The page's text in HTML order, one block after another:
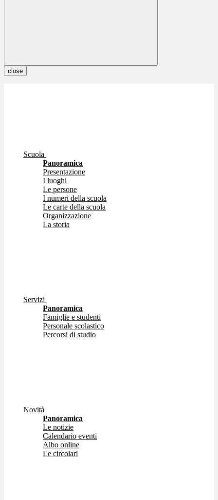
close
Scuola
Panoramica
Presentazione
I luoghi
Le persone
I numeri della scuola
Le carte della scuola
Organizzazione
La storia
Servizi
Panoramica
Famiglie e studenti
Personale scolastico
Percorsi di studio
Novità
Panoramica
Le notizie
Calendario eventi
Albo online
Le circolari